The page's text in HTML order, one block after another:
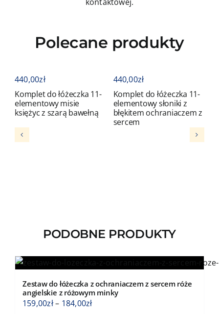
Polecane produkty
440,00zł
Komplet do łóżeczka 11-
elementowy misie
księżyc z szarą bawełną
440,00zł
Komplet do łóżeczka 11-
elementowy słoniki z
błękitem ochraniaczem z
sercem
PODOBNE PRODUKTY
Zestaw do łóżeczka z ochraniaczem z sercem róże
angielskie z różowym minky
159,00zł– 184,00złZakres